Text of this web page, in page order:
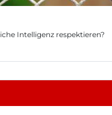
Intelligenz respektieren?